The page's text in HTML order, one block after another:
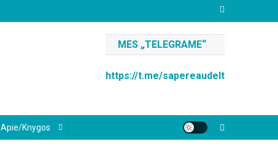
MES „TELEGRAME“
https://t.me/sapereaudelt
Apie/knygos